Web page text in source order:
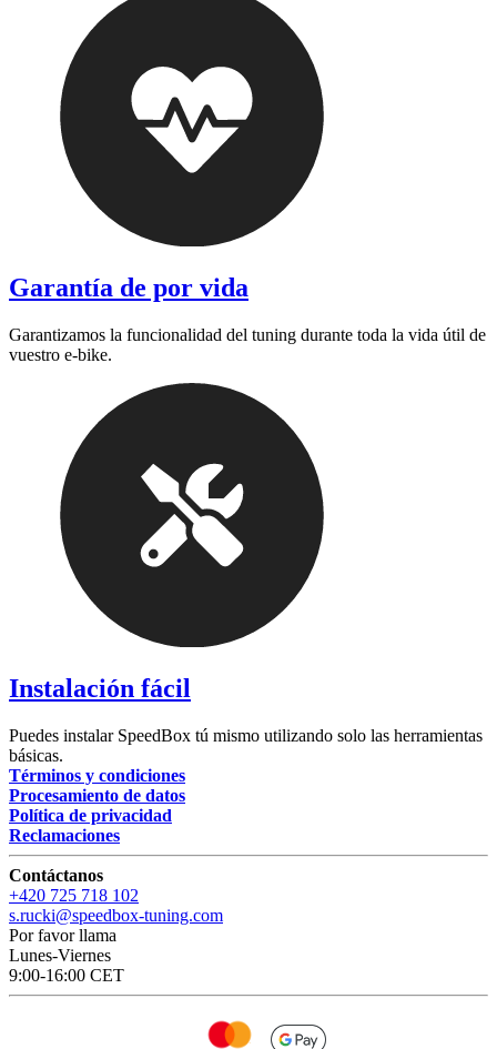
Garantía de por vida
Garantizamos la funcionalidad del tuning durante toda la vida útil de
vuestro e-bike.
Instalación fácil
Puedes instalar SpeedBox tú mismo utilizando solo las herramientas
básicas.
Términos y condiciones
Procesamiento de datos
Política de privacidad
Reclamaciones
Contáctanos
+420 725 718 102
s.rucki@speedbox-tuning.com
Por favor llama
Lunes-Viernes
9:00-16:00 CET